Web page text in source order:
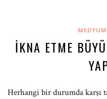
İKNA ETME
Herhangi bir durumda karşı